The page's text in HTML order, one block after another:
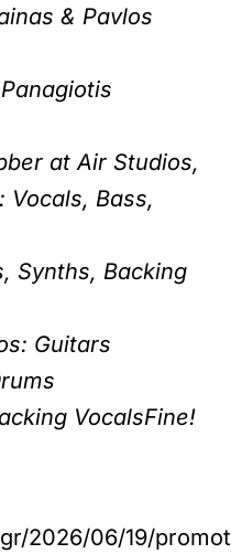
& Pavlos
at Air Studios,
Vocals, Bass,
Synths, Backing
Guitars
VocalsFine!
2026/06/19/